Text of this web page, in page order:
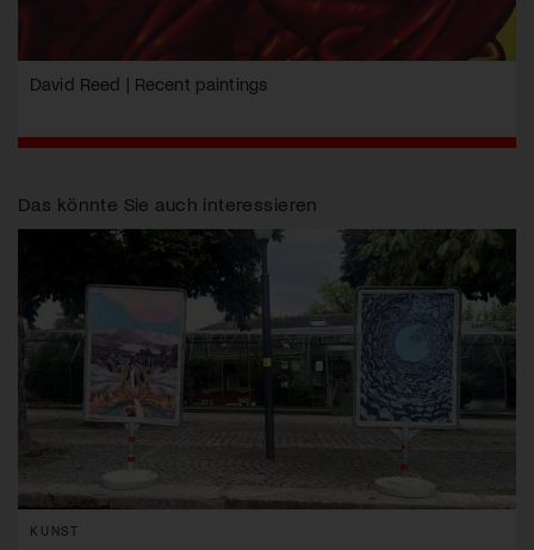
David Reed | Recent paintings
Das könnte Sie auch interessieren
KUNST